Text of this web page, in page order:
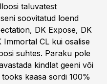
taluvatest
soovitatud loend
DK Expose, DK
CL kui osalise
suhtes. Paraku pole
kindlat geeni või
kaasa sordi 100%